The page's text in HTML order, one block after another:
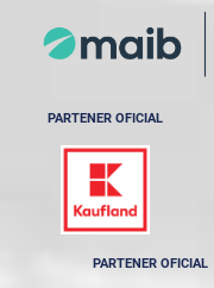
PARTENER OFICIAL
PARTENER OFICIAL